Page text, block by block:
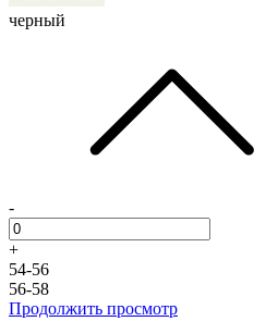
черный
-
+
54-56
56-58
Продолжить просмотр